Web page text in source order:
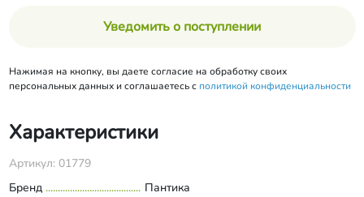
Уведомить о поступлении
Нажимая на кнопку, вы даете согласие на обработку своих
персональных данных и соглашаетесь с политикой конфиденциальности
Характеристики
Артикул: 01779
Бренд
Пантика